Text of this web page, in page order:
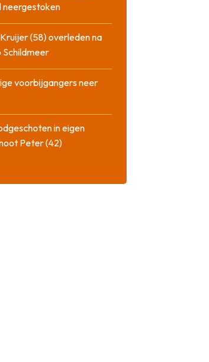
neergestoken
(58) overleden na
voorbijgangers neer
in eigen
Peter (42)